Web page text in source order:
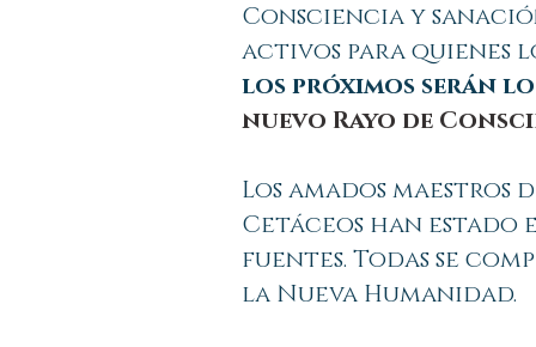
Consciencia y
activos para quienes
los próximos serán
nuevo Rayo de
Los amados
Cetáceos han
fuentes. Todas se
la Nueva Humanidad.